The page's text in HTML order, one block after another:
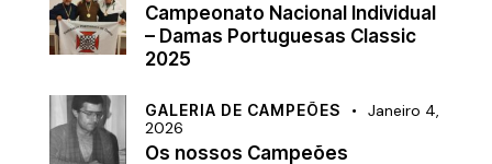
Campeonato Nacional Individual
– Damas Portuguesas Classic
2025
GALERIA DE CAMPEÕES
Janeiro 4,
2026
Os nossos Campeões